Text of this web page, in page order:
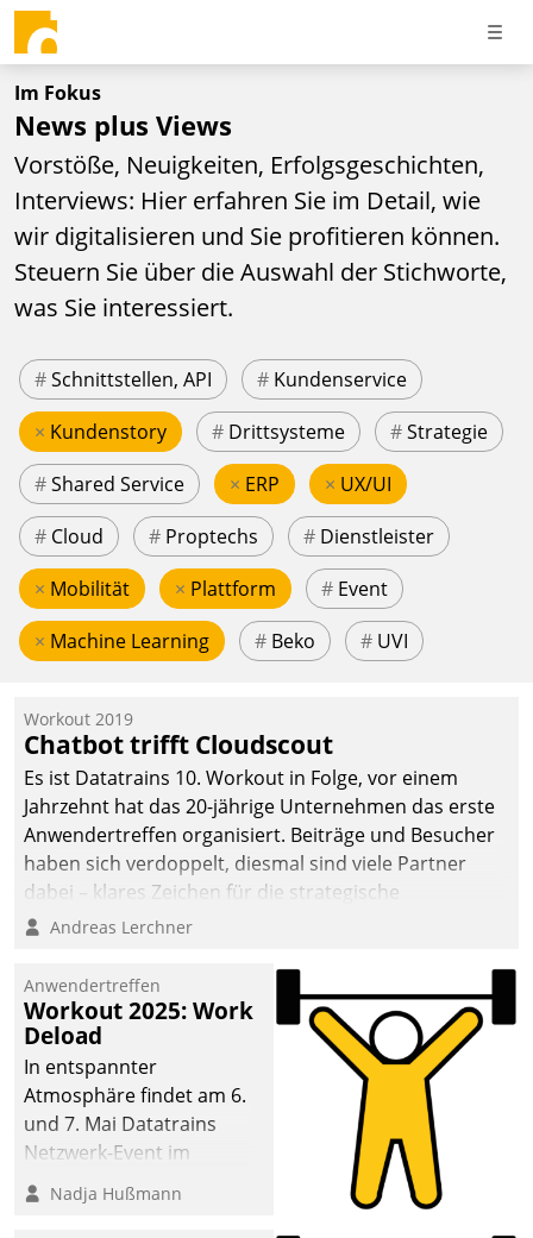
Im Fokus
News plus Views
Vorstöße, Neuigkeiten, Erfolgsgeschichten,
Interviews: Hier erfahren Sie im Detail, wie
wir digitalisieren und Sie profitieren können.
Steuern Sie über die Auswahl der Stichworte,
was Sie interessiert.
#Schnittstellen, API # Kundenservice
× Kundenstory # Drittsysteme #Strategie
#Shared Service × ERP × UX/UI
# Cloud # Proptechs # Dienstleister
× Mobilität × Plattform # Event
× Machine Learning # Beko # UVI
Workout 2019
Chatbot trifft Cloudscout
Es ist Datatrains 10. Workout in Folge, vor einem
Jahrzehnt hat das 20-jährige Unternehmen das erste
Anwendertreffen organisiert. Beiträge und Besucher
haben sich verdoppelt, diesmal sind viele Partner
dabei – klares Zeichen für die strategische
Fokussierung auf den Kunden.
Andreas Lerchner
Anwendertreffen
Workout 2025: Work
Deload
In entspannter
Atmosphäre findet am 6.
und 7. Mai Datatrains
Netzwerk-Event im
Kunden- und Partnerkreis
statt. Zentrale Frage: Wie
Nadja Hußmann